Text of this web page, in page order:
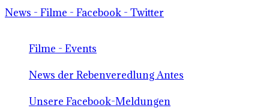
News - Filme - Facebook - Twitter
Filme - Events
News der Rebenveredlung Antes
Unsere Facebook-Meldungen